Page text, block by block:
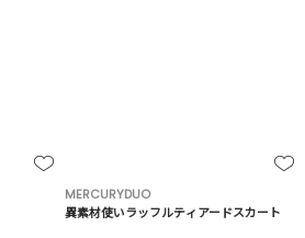
MERCURYDUO
異素材使いラッフルティアードスカート